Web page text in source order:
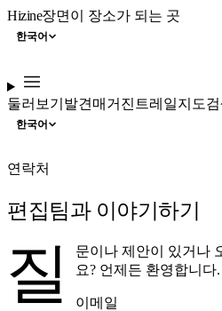
Hizine장면이 장소가 되는 곳
한국어
둘러보기 발견 매거진 트레일지도
한국어
연락처
편집팀과 이야기하기
질
문이나 제안이 있거나
요? 언제든 환영합니다.
이메일